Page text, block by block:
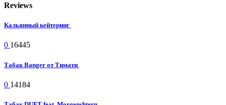
Reviews
Кальянный кейтеринг
0 16445
Табак Banger от Тимати
0 14184